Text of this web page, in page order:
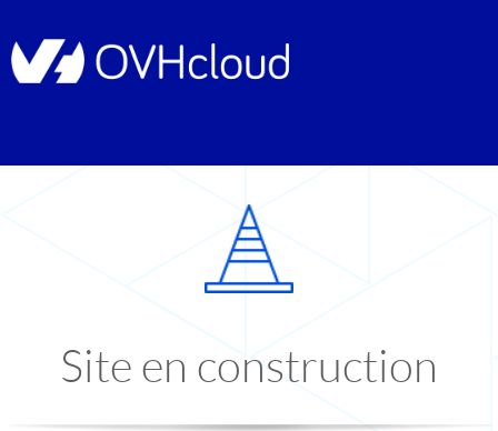
Site en construction